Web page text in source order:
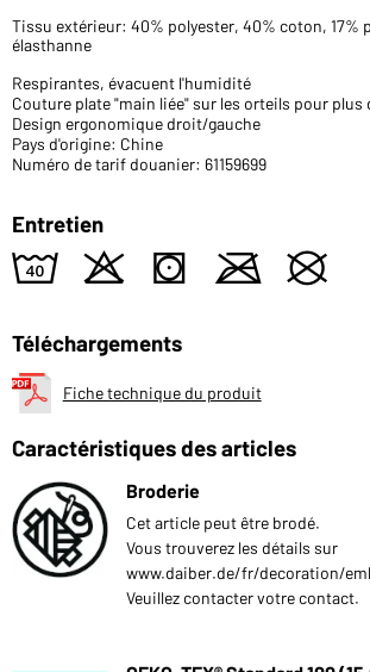
Tissu extérieur: 40% polyester, 40% coton, 17%
élasthanne
Respirantes, évacuent l'humidité
Couture plate "main liée" sur les orteils pour plus
Design ergonomique droit/gauche
Pays d'origine: Chine
Numéro de tarif douanier: 61159699
Entretien
8 o s m U
Téléchargements
Fiche technique du produit
Caractéristiques des articles
Broderie
Cet article peut être brodé.
Vous trouverez les détails sur
www.daiber.de/fr/decoration/
Veuillez contacter votre contact.